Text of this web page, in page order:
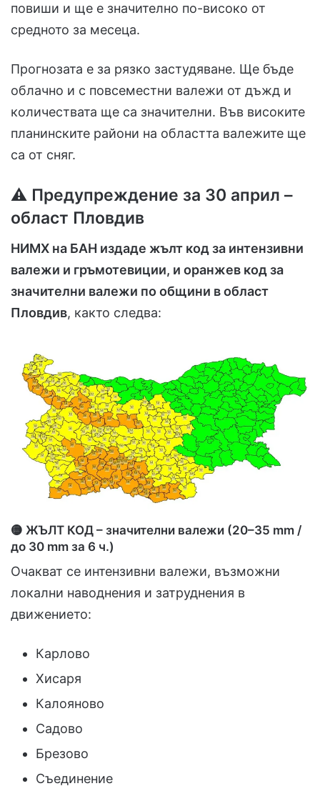
повиши и ще е значително по-високо от
средното за месеца.
Прогнозата е за рязко застудяване. Ще бъде
облачно и с повсеместни валежи от дъжд и
количествата ще са значителни. Във високите
планинските райони на областта валежите ще
са от сняг.
⚠️ Предупреждение за 30 април –
област Пловдив
НИМХ на БАН издаде жълт код за интензивни
валежи и гръмотевиции, и оранжев код за
значителни валежи по общини в област
Пловдив, както следва:
🟡 ЖЪЛТ КОД – значителни валежи (20–35 mm /
до 30 mm за 6 ч.)
Очакват се интензивни валежи, възможни
локални наводнения и затруднения в
движението:
Карлово
Хисаря
Калояново
Садово
Брезово
Съединение